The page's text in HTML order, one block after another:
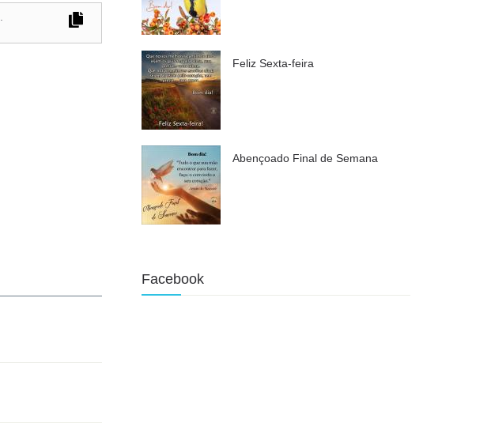
Feliz Sexta-feira
Abençoado Final de Semana
Facebook